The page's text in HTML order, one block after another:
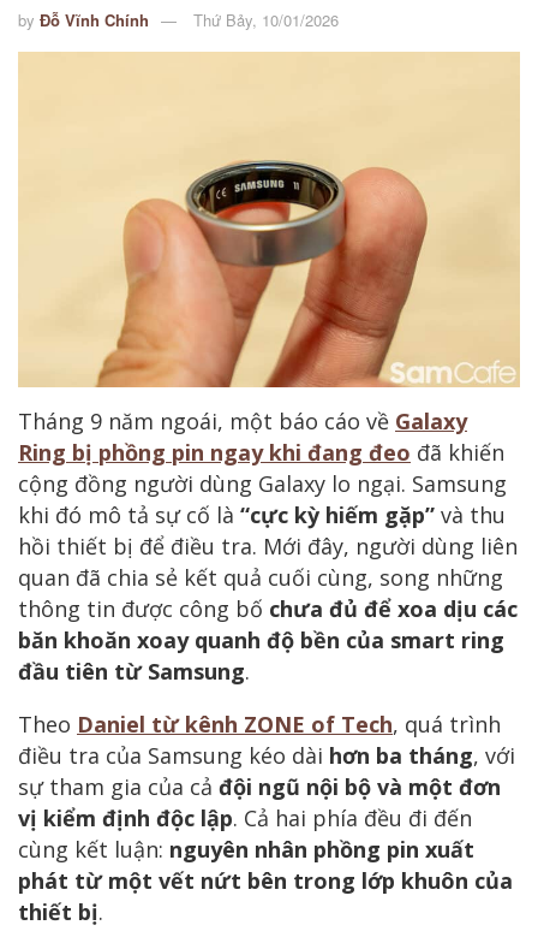
by Đỗ Vĩnh Chính Thứ Bảy, 10/01/2026
Tháng 9 năm ngoái, một báo cáo về Galaxy
Ring bị phồng pin ngay khi đang đeo đã khiến
cộng đồng người dùng Galaxy lo ngại. Samsung
khi đó mô tả sự cố là “cực kỳ hiếm gặp” và thu
hồi thiết bị để điều tra. Mới đây, người dùng liên
quan đã chia sẻ kết quả cuối cùng, song những
thông tin được công bố chưa đủ để xoa dịu các
băn khoăn xoay quanh độ bền của smart ring
đầu tiên từ Samsung.
Theo Daniel từ kênh ZONE of Tech, quá trình
điều tra của Samsung kéo dài hơn ba tháng, với
sự tham gia của cả đội ngũ nội bộ và một đơn
vị kiểm định độc lập. Cả hai phía đều đi đến
cùng kết luận: nguyên nhân phồng pin xuất
phát từ một vết nứt bên trong lớp khuôn của
thiết bị.